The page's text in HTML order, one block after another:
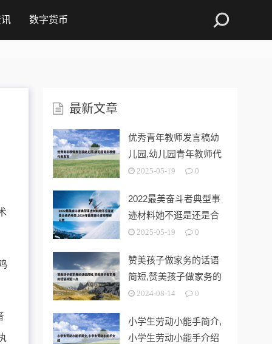
数字货币
最新文章
优秀青年教师发言稿幼
儿园,幼儿园青年教师代
表发言
2025-05-19 0
2022最美奋斗者典型事
迹材料她不逛是还是合
格的母亲
2025-05-19 0
赞美孩子做家务的话语
简短,赞美孩子做家务的
话语简短一
2024-08-14 0
小学生劳动小能手简介,
小学生劳动小能手介绍